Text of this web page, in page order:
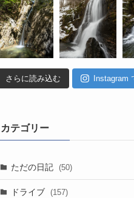
さらに読み込む Instagram
カテゴリー
ただの日記 (50)
ドライブ (157)